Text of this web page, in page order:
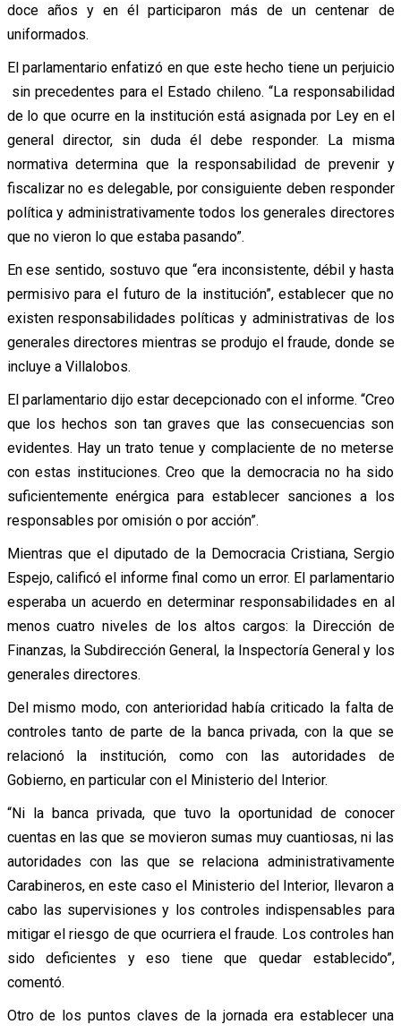
doce años y en él participaron más de un centenar de
uniformados.
El parlamentario enfatizó en que este hecho tiene un perjuicio
sin precedentes para el Estado chileno. “La responsabilidad
de lo que ocurre en la institución está asignada por Ley en el
general director, sin duda él debe responder. La misma
normativa determina que la responsabilidad de prevenir y
fiscalizar no es delegable, por consiguiente deben responder
política y administrativamente todos los generales directores
que no vieron lo que estaba pasando”.
En ese sentido, sostuvo que “era inconsistente, débil y hasta
permisivo para el futuro de la institución”, establecer que no
existen responsabilidades políticas y administrativas de los
generales directores mientras se produjo el fraude, donde se
incluye a Villalobos.
El parlamentario dijo estar decepcionado con el informe. “Creo
que los hechos son tan graves que las consecuencias son
evidentes. Hay un trato tenue y complaciente de no meterse
con estas instituciones. Creo que la democracia no ha sido
suficientemente enérgica para establecer sanciones a los
responsables por omisión o por acción”.
Mientras que el diputado de la Democracia Cristiana, Sergio
Espejo, calificó el informe final como un error. El parlamentario
esperaba un acuerdo en determinar responsabilidades en al
menos cuatro niveles de los altos cargos: la Dirección de
Finanzas, la Subdirección General, la Inspectoría General y los
generales directores.
Del mismo modo, con anterioridad había criticado la falta de
controles tanto de parte de la banca privada, con la que se
relacionó la institución, como con las autoridades de
Gobierno, en particular con el Ministerio del Interior.
“Ni la banca privada, que tuvo la oportunidad de conocer
cuentas en las que se movieron sumas muy cuantiosas, ni las
autoridades con las que se relaciona administrativamente
Carabineros, en este caso el Ministerio del Interior, llevaron a
cabo las supervisiones y los controles indispensables para
mitigar el riesgo de que ocurriera el fraude. Los controles han
sido deficientes y eso tiene que quedar establecido”,
comentó.
Otro de los puntos claves de la jornada era establecer una